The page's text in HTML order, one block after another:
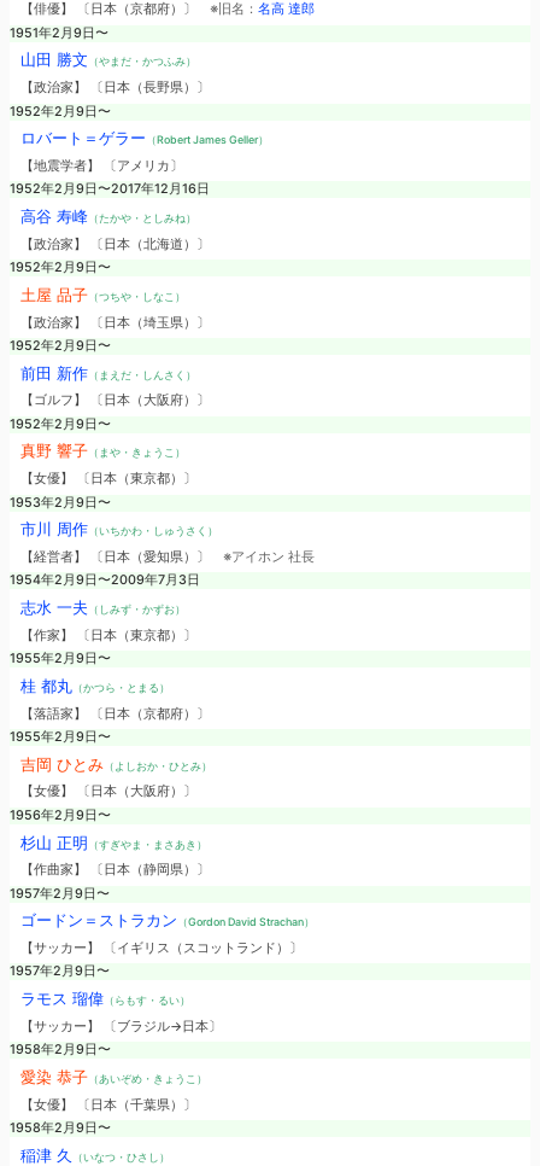
【俳優】 〔日本（京都府）〕 ※旧名： 名高 達郎
1951年2月9日〜
山田 勝文 （やまだ・かつふみ）
【政治家】 〔日本（長野県）〕
1952年2月9日〜
ロバート＝ゲラー （Robert James Geller）
【地震学者】 〔アメリカ〕
1952年2月9日〜2017年12月16日
高谷 寿峰（たかや・としみね）
【政治家】 〔日本（北海道）〕
1952年2月9日〜
土屋 品子（つちや・しなこ）
【政治家】 〔日本（埼玉県）〕
1952年2月9日〜
前田 新作（まえだ・しんさく）
【ゴルフ】 〔日本（大阪府）〕
1952年2月9日〜
真野 響子（まや・きょうこ）
【女優】 〔日本（東京都）〕
1953年2月9日〜
市川 周作（いちかわ・しゅうさく）
【経営者】 〔日本（愛知県）〕 ※アイホン 社長
1954年2月9日〜2009年7月3日
志水 一夫 （しみず・かずお）
【作家】 〔日本（東京都）〕
1955年2月9日〜
桂 都丸（かつら・とまる）
【落語家】 〔日本（京都府）〕
1955年2月9日〜
吉岡 ひとみ（よしおか・ひとみ）
【女優】 〔日本（大阪府）〕
1956年2月9日〜
杉山 正明 （すぎやま・まさあき）
【作曲家】 〔日本（静岡県）〕
1957年2月9日〜
ゴードン＝ストラカン （Gordon David Strachan）
【サッカー】 〔イギリス（スコットランド）〕
1957年2月9日〜
ラモス 瑠偉（らもす・るい）
【サッカー】 〔ブラジル→日本〕
1958年2月9日〜
愛染 恭子（あいぞめ・きょうこ）
【女優】 〔日本（千葉県）〕
1958年2月9日〜
稲津 久 （いなつ・ひさし）